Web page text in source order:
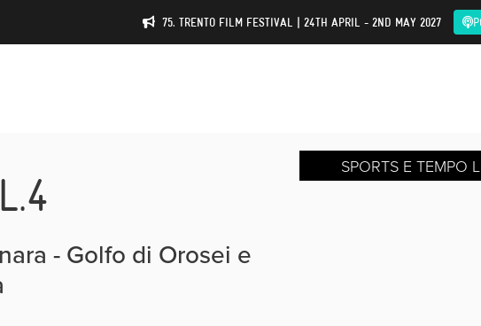
75. TRENTO FILM FESTIVAL | 24TH APRIL - 2ND MAY 2027
- Golfo di Orosei e
SPORTS E TEMPO